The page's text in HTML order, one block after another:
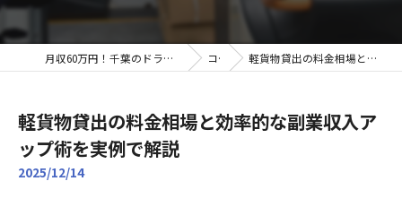
月収60万円！千葉のドライバー転職なら株式会社燕｜未経験歓迎 コラム 軽貨物貸出の料金相場と効率的な副業収入アップ術を実例で解説
軽貨物貸出の料金相場と効率的な副業収入ア
ップ術を実例で解説
2025/12/14